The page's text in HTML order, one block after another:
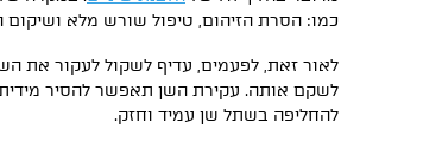
כמו: הסרת הזיהום, טיפול שורש מלא ושיקום
לאור זאת, לפעמים, עדיף לשקול לעקור את
לשקם אותה. עקירת השן תאפשר להסיר מידית
להחליפה בשתל שן עמיד וחזק.